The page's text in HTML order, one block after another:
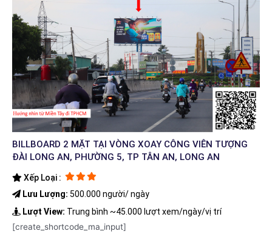
BILLBOARD 2 MẶT TẠI VÒNG XOAY CÔNG VIÊN TƯỢNG
ĐÀI LONG AN, PHƯỜNG 5, TP TÂN AN, LONG AN
Xếp Loại :
Lưu Lượng: 500.000 người/ ngày
Lượt View: Trung bình ~45.000 lượt xem/ngày/vị trí
[create_shortcode_ma_input]